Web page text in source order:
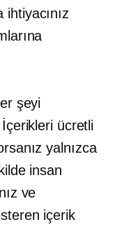
şeyi
İçerikleri ücretli
yalnızca
insan
ve
içerik